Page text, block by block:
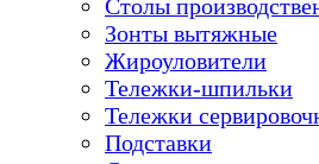
Столы
Зонты вытяжные
Жироуловители
Тележки-шпильки
Тележки
Подставки